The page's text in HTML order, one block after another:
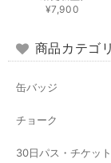
¥7,900
商品カテゴ
缶バッジ
チョーク
30日パス・チケット